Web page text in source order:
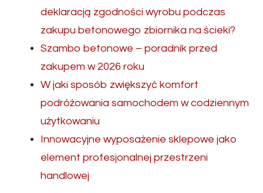
deklaracją zgodności wyrobu podczas
zakupu betonowego zbiornika na ścieki?
Szambo betonowe – poradnik przed
zakupem w 2026 roku
W jaki sposób zwiększyć komfort
podróżowania samochodem w codziennym
użytkowaniu
Innowacyjne wyposażenie sklepowe jako
element profesjonalnej przestrzeni
handlowej